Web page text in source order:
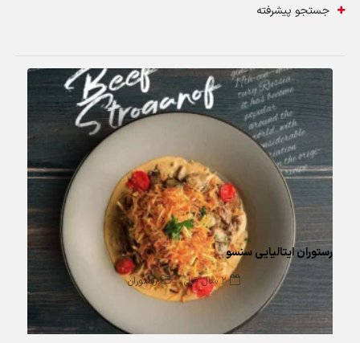
جستجو پیشرفته
رستوران ایتالیایی سنسو
2 سال قبل رستوران